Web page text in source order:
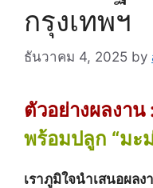
กรุงเทพฯ
ธันวาคม 4, 2025 by
ตัวอย่างผลงาน
พร้อมปลูก “มะ
เราภูมิใจนำเสนอผล